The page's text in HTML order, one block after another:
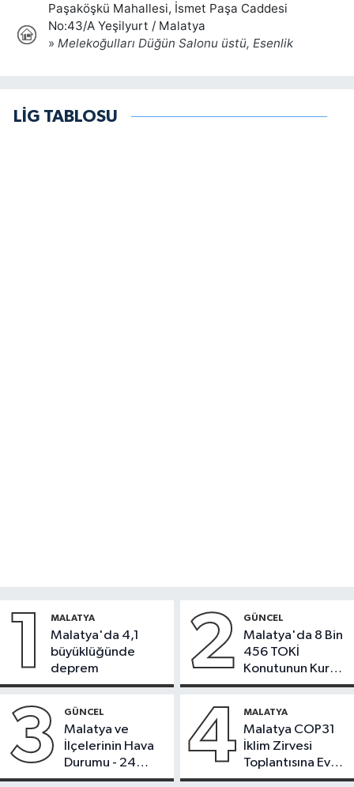
LİG TABLOSU
1 MALATYA
Malatya'da 4,1
büyüklüğünde
deprem
2 GÜNCEL
Malatya'da 8 Bin
456 TOKİ
Konutunun Kurası
Bugün Çekiliyor
3 GÜNCEL
Malatya ve
İlçelerinin Hava
Durumu - 24
Temmuz 2026
4 MALATYA
Malatya COP31
İklim Zirvesi
Toplantısına Ev
Sahipliği Yaptı